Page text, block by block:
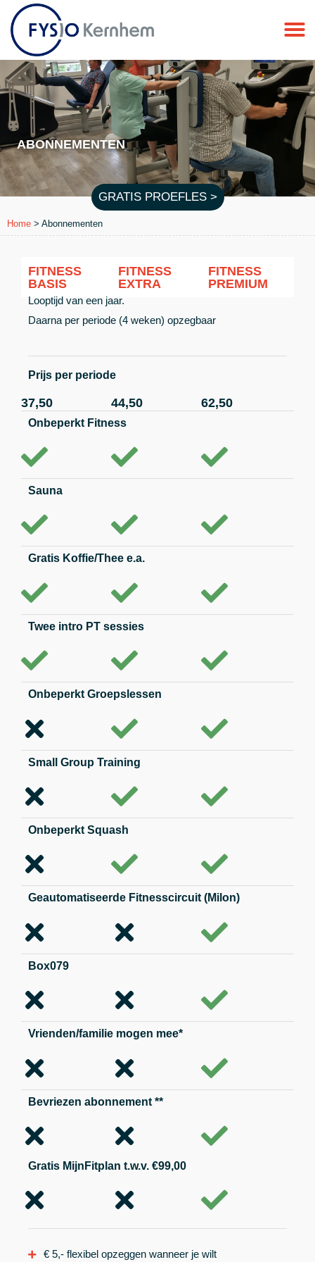
ABONNEMENTEN
GRATIS PROEFLES >
Home > Abonnementen
FITNESS
BASIS
FITNESS
EXTRA
FITNESS
PREMIUM
Looptijd van een jaar.
Daarna per periode (4 weken) opzegbaar
Prijs per periode
37,50 44,50 62,50
Onbeperkt Fitness
Sauna
Gratis Koffie/Thee e.a.
Twee intro PT sessies
Onbeperkt Groepslessen
Small Group Training
Onbeperkt Squash
Geautomatiseerde Fitnesscircuit (Milon)
Box079
Vrienden/familie mogen mee*
Bevriezen abonnement **
Gratis MijnFitplan t.w.v. €99,00
€ 5,- flexibel opzeggen wanneer je wilt